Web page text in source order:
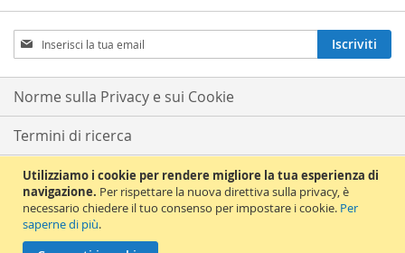
Utilizziamo i cookie per rendere migliore la tua esperienza di
navigazione. Per rispettare la nuova direttiva sulla privacy, è
necessario chiedere il tuo consenso per impostare i cookie. Per
saperne di più.
Iscriviti
alla
nostra
Newsletter:
Iscriviti
Norme sulla Privacy e sui Cookie
Termini di ricerca
Ricerca avanzata
Ordini e resi
© 2012 La Chiave del Violino. All Rights Reserved. La Chiave del Violino s.a.s